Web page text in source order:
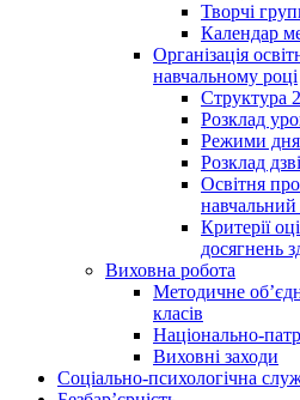
Творчі
Календар
Організація
навчальному році
Структура
Розклад
Режими дня
Розклад
Освітня
навчальний
Критерії
досягнень
Виховна робота
Методичне
класів
Національно-
Виховні заходи
Соціально-психологічна